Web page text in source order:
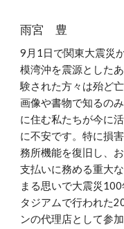
雨宮 豊
9月1日で関東大震災
模湾沖を震源とした
験された方々は殆ど
画像や書物で知るの
に住む私たちが今に
に不安です。特に損
務所機能を復旧し、
支払いに務める重大
まる思いで大震災
タジアムで行われた
ンの代理店として参